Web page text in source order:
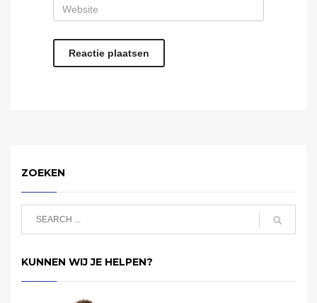
ZOEKEN
KUNNEN WIJ JE HELPEN?